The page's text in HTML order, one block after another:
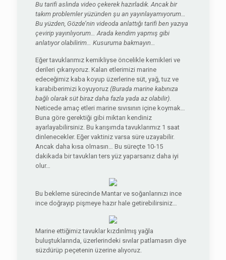
Bu tarifi aslında video çekerek hazırladık. Ancak bir
takım problemler yüzünden şu an yayınlayamıyorum…
Bu yüzden, Gözde’nin videoda anlattığı tarifi ben yazıya
çevirip yayınlıyorum… Arada kendim yapmış gibi
anlatıyor olabilirim… Kusuruma bakmayın…
Eğer tavuklarımız kemikliyse öncelikle kemikleri ve
derileri çıkarıyoruz. Kalan etlerimizi marine
edeceğimiz kaba koyup üzerlerine süt, yağ, tuz ve
karabiberimizi koyuyoruz (Burada marine kabınıza
bağlı olarak süt biraz daha fazla yada az olabilir).
Neticede amaç etleri marine sıvısının içine koymak…
Buna göre gerektiği gibi miktarı kendiniz
ayarlayabilirsiniz. Bu karışımda tavuklarımız 1 saat
dinlenecekler. Eğer vaktiniz varsa süre uzayabilir.
Ancak daha kısa olmasın… Bu süreçte 10-15
dakikada bir tavukları ters yüz yaparsanız daha iyi
olur…
Bu bekleme sürecinde Mantar ve soğanlarınızı ince
ince doğrayıp pişmeye hazır hale getirebilirsiniz…
Marine ettiğimiz tavuklar kızdırılmış yağla
buluştuklarında, üzerlerindeki sıvılar patlamasın diye
süzdürüp peçetenin üzerine alıyoruz.